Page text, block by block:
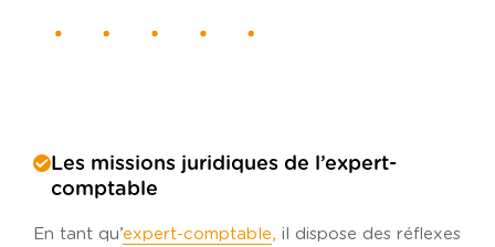
Les missions juridiques de l’expert-
comptable
En tant qu’expert-comptable, il dispose des réflexes